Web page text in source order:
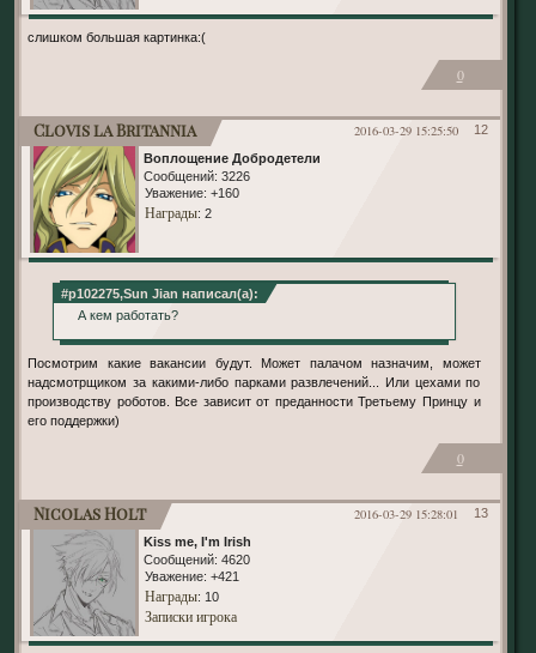
слишком большая картинка:(
0
12
2016-03-29 15:25:50
Clovis la Britannia
Воплощение Добродетели
Сообщений: 3226
Уважение: +160
Награды: 2
#p102275,Sun Jian написал(а):
А кем работать?
Посмотрим какие вакансии будут. Может палачом назначим, может
надсмотрщиком за какими-либо парками развлечений... Или цехами по
производству роботов. Все зависит от преданности Третьему Принцу и
его поддержки)
0
13
2016-03-29 15:28:01
Nicolas Holt
Kiss me, I'm Irish
Сообщений: 4620
Уважение: +421
Награды: 10
Записки игрока